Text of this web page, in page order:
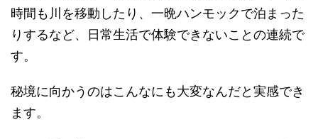
時間も川を移動したり、一晩ハンモックで泊まった
りするなど、日常生活で体験できないことの連続で
す。
秘境に向かうのはこんなにも大変なんだと実感でき
ます。